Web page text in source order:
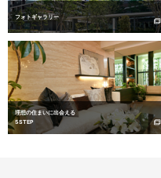
フォトギャラリー
理想の住まいに出会える
5STEP